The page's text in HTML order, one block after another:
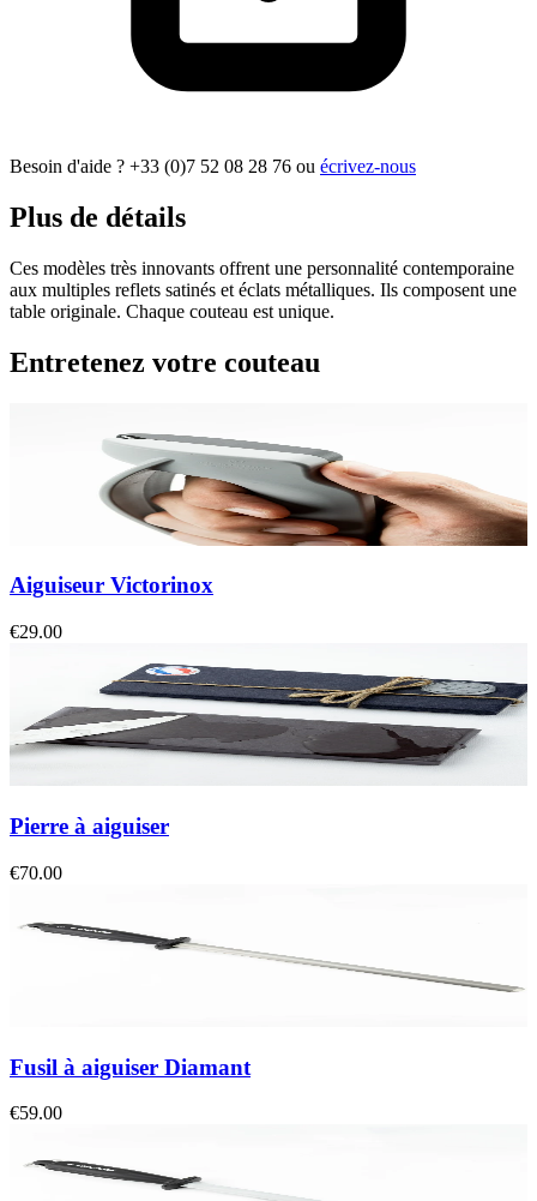
Besoin d'aide ? +33 (0)7 52 08 28 76 ou écrivez-nous
Plus de détails
Ces modèles très innovants offrent une personnalité contemporaine
aux multiples reflets satinés et éclats métalliques. Ils composent une
table originale. Chaque couteau est unique.
Entretenez votre couteau
Aiguiseur Victorinox
€29.00
Pierre à aiguiser
€70.00
Fusil à aiguiser Diamant
€59.00